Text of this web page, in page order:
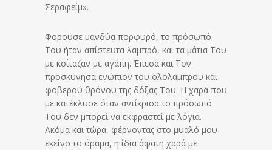
Σεραφείμ».
Φορούσε μανδύα πορφυρό, το πρόσωπό
Του ήταν απίστευτα λαμπρό, και τα μάτια Του
με κοίταζαν με αγάπη. Έπεσα και Τον
προσκύνησα ενώπιον του ολόλαμπρου και
φοβερού θρόνου της δόξας Του. Η χαρά που
με κατέκλυσε όταν αντίκρισα το πρόσωπό
Του δεν μπορεί να εκφραστεί με λόγια.
Ακόμα και τώρα, φέρνοντας στο μυαλό μου
εκείνο το όραμα, η ίδια άφατη χαρά με